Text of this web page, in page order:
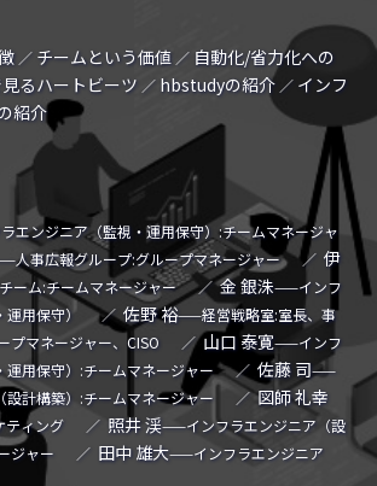
／ チームという価値 ／ 自動化/省力化への
るハートビーツ ／ hbstudyの紹介 ／ インフ
紹介
エンジニア（監視・運用保守）:チームマネージャ
人事広報グループ:グループマネージャー ／伊
ーム:チームマネージャー ／金 銀洙——インフ
運用保守）
／佐野 裕——経営戦略室:室長、事
プマネージャー、CISO
／山口 泰寛——インフ
運用保守）:チームマネージャー
／佐藤 司——
設計構築）:チームマネージャー
／図師 礼幸
ィング ／ 照井 渓——インフラエンジニア（設
ジャー
／ 田中 雄大——インフラエンジニア